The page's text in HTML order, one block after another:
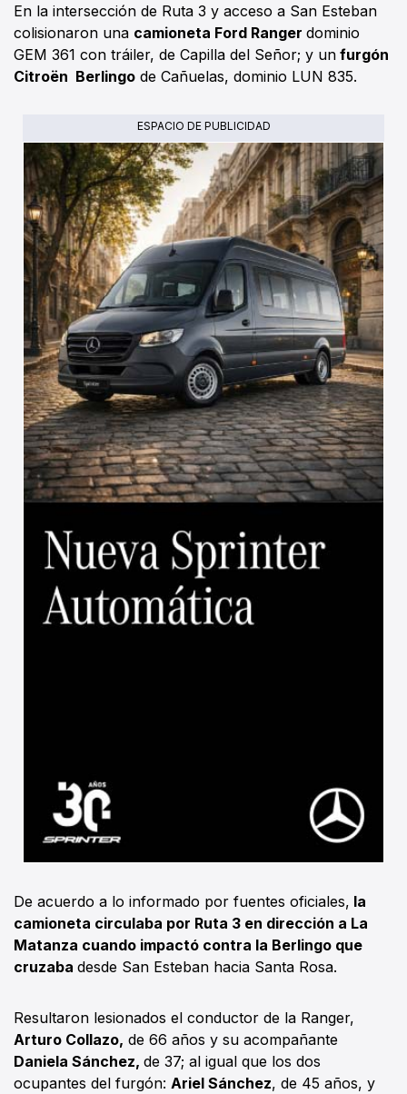
En la intersección de Ruta 3 y acceso a San Esteban
colisionaron una camioneta Ford Ranger dominio
GEM 361 con tráiler, de Capilla del Señor; y un furgón
Citroën Berlingo de Cañuelas, dominio LUN 835.
ESPACIO DE PUBLICIDAD
De acuerdo a lo informado por fuentes oficiales, la
camioneta circulaba por Ruta 3 en dirección a La
Matanza cuando impactó contra la Berlingo que
cruzaba desde San Esteban hacia Santa Rosa.
Resultaron lesionados el conductor de la Ranger,
Arturo Collazo, de 66 años y su acompañante
Daniela Sánchez, de 37; al igual que los dos
ocupantes del furgón: Ariel Sánchez, de 45 años, y